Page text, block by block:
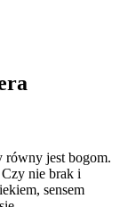
równy jest bogom.
Czy nie brak i
sensem